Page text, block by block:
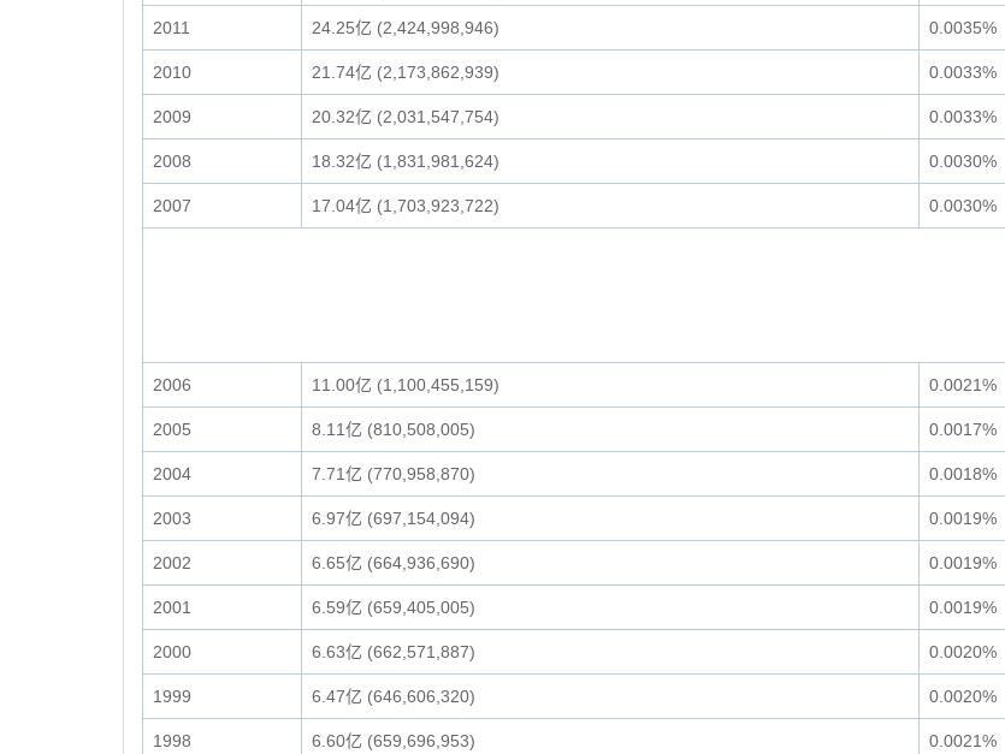
2011 24.25亿 (2,424,998,946) 0.0035%
2010 21.74亿 (2,173,862,939) 0.0033%
2009 20.32亿 (2,031,547,754) 0.0033%
2008 18.32亿 (1,831,981,624) 0.0030%
2007 17.04亿 (1,703,923,722) 0.0030%
2006 11.00亿 (1,100,455,159) 0.0021%
2005 8.11亿 (810,508,005) 0.0017%
2004 7.71亿 (770,958,870) 0.0018%
2003 6.97亿 (697,154,094) 0.0019%
2002 6.65亿 (664,936,690) 0.0019%
2001 6.59亿 (659,405,005) 0.0019%
2000 6.63亿 (662,571,887) 0.0020%
1999 6.47亿 (646,606,320) 0.0020%
1998 6.60亿 (659,696,953) 0.0021%